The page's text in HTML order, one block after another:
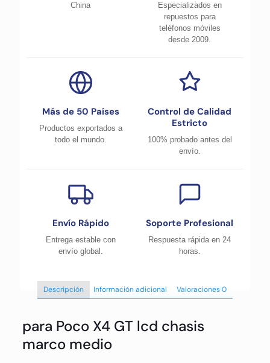
China
Especializados en
repuestos para
teléfonos móviles
desde 2009.
Más de 50 Países
Productos exportados a
todo el mundo.
Control de Calidad
Estricto
100% probado antes del
envío.
Envío Rápido
Entrega estable con
envío global.
Soporte Profesional
Respuesta rápida en 24
horas.
Descripción Información adicional Valoraciones0
para Poco X4 GT lcd chasis
marco medio